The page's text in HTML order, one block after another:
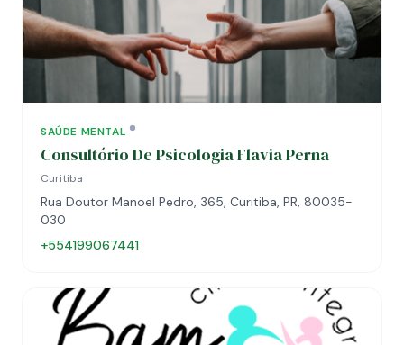
SAÚDE MENTAL
Consultório De Psicologia Flavia Perna
Curitiba
Rua Doutor Manoel Pedro, 365, Curitiba, PR, 80035-
030
+554199067441